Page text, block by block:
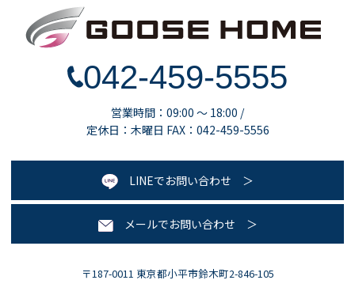
042-459-5555
営業時間：09:00 ～ 18:00 /
定休日：木曜日 FAX：042-459-5556
LINEでお問い合わせ
メールでお問い合わせ
〒187-0011 東京都小平市鈴木町2-846-105